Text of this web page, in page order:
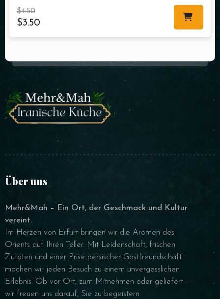
$4.50
$3.50
Über uns
Mehr&Mah – Ein Ort, der Geschmack und Kultur
vereint.
Im Herzen von Erfurt bringen wir die Aromen des
Orients auf Ihren Teller. Mit Leidenschaft, frischen
Zutaten und einer Prise persischer Gastfreundschaft
machen wir jeden Besuch zu einem unvergesslichen
Erlebnis. Ob vor Ort, zum Mitnehmen oder geliefert –
wir freuen uns darauf, Sie zu begeistern.